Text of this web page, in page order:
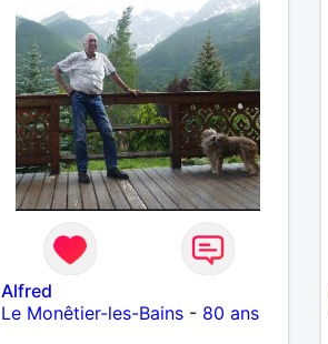
Alfred
Le Monêtier-les-Bains- 80 ans